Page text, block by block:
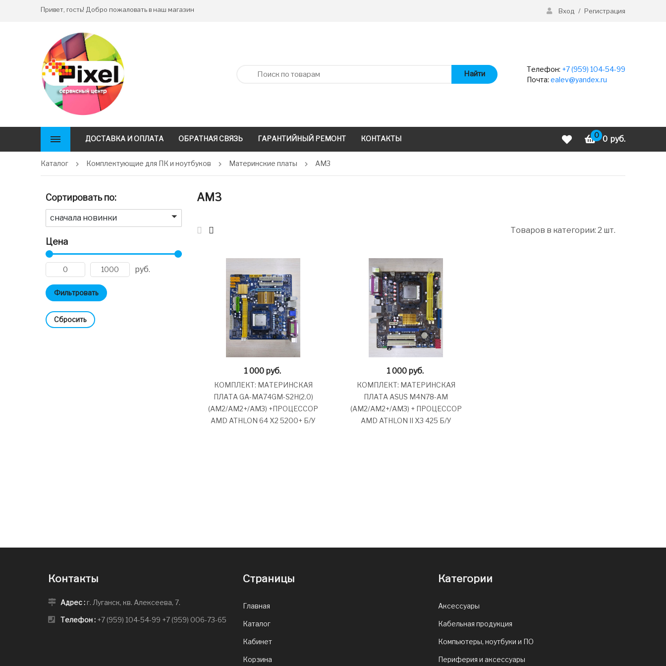
Привет, гость! Добро пожаловать в наш магазин Вход / Регистрация
Найти
Телефон: +7 (959) 104-54-99
Почта: ealev@yandex.ru
ДОСТАВКА И ОПЛАТА ОБРАТНАЯ СВЯЗЬ ГАРАНТИЙНЫЙ РЕМОНТ КОНТАКТЫ 0 0 руб.
Каталог Комплектующие для ПК и ноутбуков Материнские платы AM3
Сортировать по:
сначала новинки
Цена
руб.
Cбросить
AM3
Товаров в категории: 2 шт.
1 000 руб.
КОМПЛЕКТ: МАТЕРИНСКАЯ
ПЛАТА GA-MA74GM-S2H(2.0)
(AM2/AM2+/AM3) +ПРОЦЕССОР
AMD ATHLON 64 X2 5200+ Б/У
1 000 руб.
КОМПЛЕКТ: МАТЕРИНСКАЯ
ПЛАТА ASUS M4N78-AM
(AM2/AM2+/AM3) + ПРОЦЕССОР
AMD ATHLON II X3 425 Б/У
Контакты
Адрес :г. Луганск, кв. Алексеева, 7.
Телефон : +7 (959) 104-54-99 +7 (959) 006-73-65
Страницы
Главная
Каталог
Кабинет
Корзина
Категории
Аксессуары
Кабельная продукция
Компьютеры, ноутбуки и ПО
Периферия и аксессуары